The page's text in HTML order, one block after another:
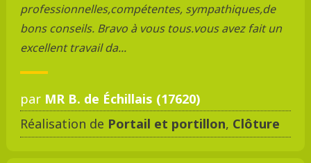
professionnelles,compétentes, sympathiques,de
bons conseils. Bravo à vous tous.vous avez fait un
excellent travail da...
par MR B. de Échillais (17620)
Réalisation de Portail et portillon, Clôture